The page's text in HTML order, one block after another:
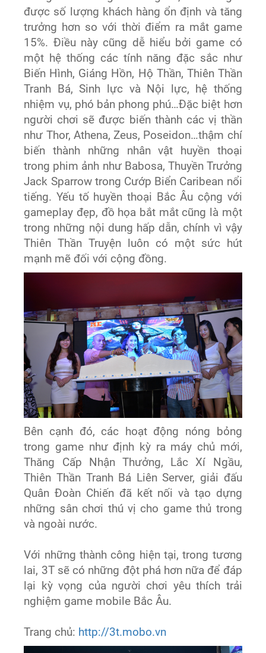
được số lượng khách hàng ổn định và tăng
trưởng hơn so với thời điểm ra mắt game
15%. Điều này cũng dễ hiểu bởi game có
một hệ thống các tính năng đặc sắc như
Biến Hình, Giáng Hồn, Hộ Thần, Thiên Thần
Tranh Bá, Sinh lực và Nội lực, hệ thống
nhiệm vụ, phó bản phong phú…Đặc biệt hơn
người chơi sẽ được biến thành các vị thần
như Thor, Athena, Zeus, Poseidon…thậm chí
biến thành những nhân vật huyền thoại
trong phim ảnh như Babosa, Thuyền Trưởng
Jack Sparrow trong Cướp Biển Caribean nổi
tiếng. Yếu tố huyền thoại Bắc Âu cộng với
gameplay đẹp, đồ họa bắt mắt cũng là một
trong những nội dung hấp dẫn, chính vì vậy
Thiên Thần Truyện luôn có một sức hút
mạnh mẽ đối với cộng đồng.
Bên cạnh đó, các hoạt động nóng bỏng
trong game như định kỳ ra máy chủ mới,
Thăng Cấp Nhận Thưởng, Lắc Xí Ngầu,
Thiên Thần Tranh Bá Liên Server, giải đấu
Quân Đoàn Chiến đã kết nối và tạo dựng
những sân chơi thú vị cho game thủ trong
và ngoài nước.
Với những thành công hiện tại, trong tương
lai, 3T sẽ có những đột phá hơn nữa để đáp
lại kỳ vọng của người chơi yêu thích trải
nghiệm game mobile Bắc Âu.
Trang chủ: http://3t.mobo.vn